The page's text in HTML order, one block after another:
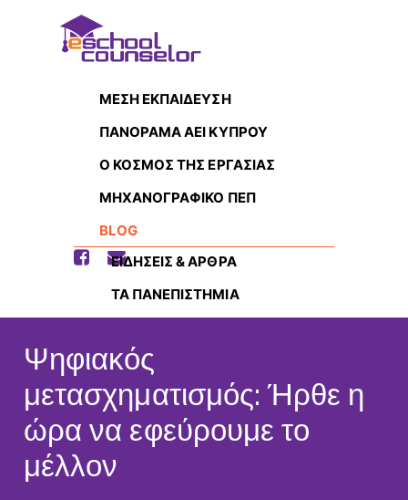
ΜΕΣΗ ΕΚΠΑΙΔΕΥΣΗ
ΠΑΝΟΡΑΜΑ ΑΕΙ ΚΥΠΡΟΥ
Ο ΚΟΣΜΟΣ ΤΗΣ ΕΡΓΑΣΙΑΣ
ΜΗΧΑΝΟΓΡΑΦΙΚΟ ΠΕΠ
BLOG
ΕΙΔΗΣΕΙΣ & ΑΡΘΡΑ
ΤΑ ΠΑΝΕΠΙΣΤΗΜΙΑ
Ψηφιακός
μετασχηματισμός: Ήρθε η
ώρα να εφεύρουμε το
μέλλον